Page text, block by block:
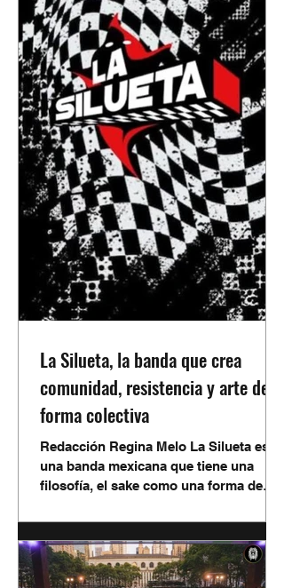
La Silueta, la banda que crea
comunidad, resistencia y arte de
forma colectiva
Redacción Regina Melo La Silueta es
una banda mexicana que tiene una
filosofía, el sake como una forma de
independientes y artísticos, esto para
ayudar a fortalecer la escena musical
con el trabajo en conjunto. En una
escena musical donde el éxito suele